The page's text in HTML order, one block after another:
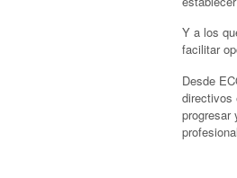
Y a los
facilitar
Desde
directivos
progresar